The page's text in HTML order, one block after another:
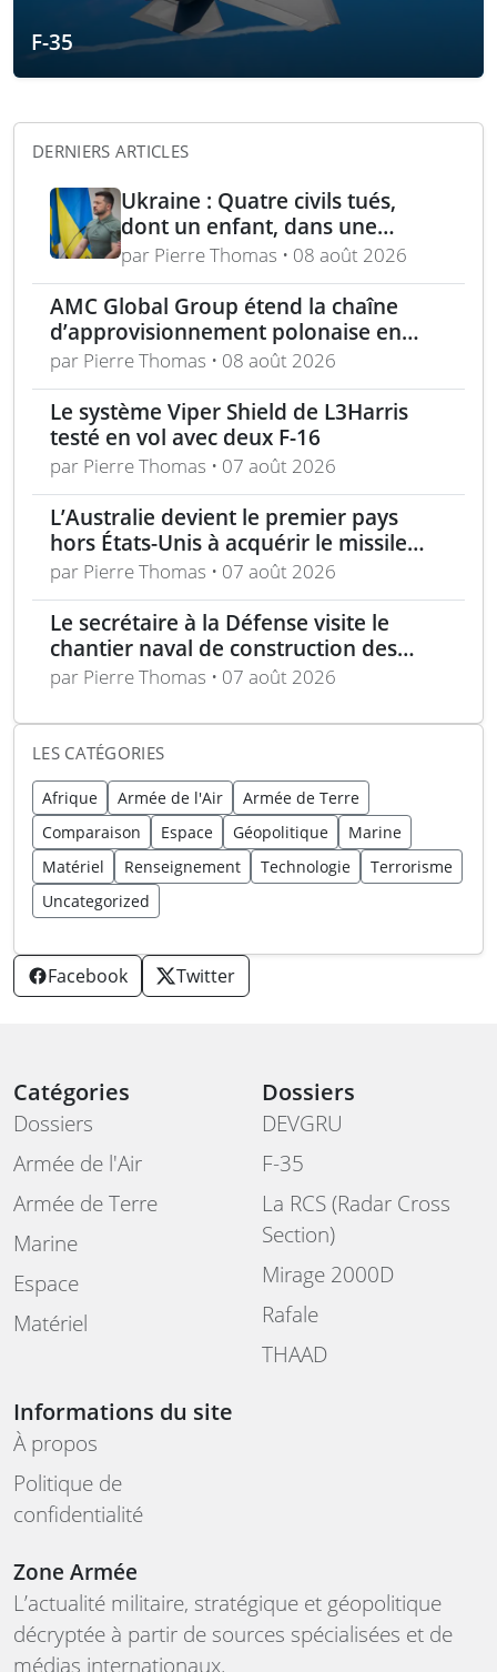
F-35
DERNIERS ARTICLES
Ukraine : Quatre civils tués,
dont un enfant, dans une
attaque russe par missile
balistique sur Kiev – Deux
raffineries russes visées par
l’Ukraine
par Pierre Thomas • 08 août 2026
AMC Global Group étend la chaîne
d’approvisionnement polonaise en
munitions de 155 mm
par Pierre Thomas • 08 août 2026
Le système Viper Shield de L3Harris
testé en vol avec deux F-16
par Pierre Thomas • 07 août 2026
L’Australie devient le premier pays
hors États-Unis à acquérir le missile
AIM-260 JATM
par Pierre Thomas • 07 août 2026
Le secrétaire à la Défense visite le
chantier naval de construction des
frégates Type 31 à Rosyth
par Pierre Thomas • 07 août 2026
LES CATÉGORIES
Afrique Armée de l'Air
Armée de Terre
Comparaison
Espace Géopolitique
Marine
Matériel
Renseignement Technologie
Terrorisme
Uncategorized
Facebook Twitter
Catégories
Dossiers
Armée de l'Air
Armée de Terre
Marine
Espace
Matériel
Dossiers
DEVGRU
F-35
La RCS (Radar Cross
Section)
Mirage 2000D
Rafale
THAAD
Informations du site
À propos
Politique de
confidentialité
Zone Armée
L’actualité militaire, stratégique et géopolitique
décryptée à partir de sources spécialisées et de
médias internationaux.